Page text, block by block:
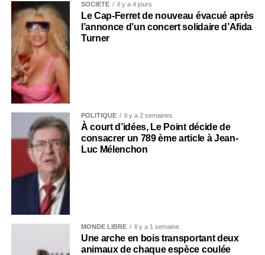
SOCIÉTÉ Il y a 4 jours
Le Cap-Ferret de nouveau évacué après
l’annonce d’un concert solidaire d’Afida
Turner
POLITIQUE Il y a 2 semaines
À court d’idées, Le Point décide de
consacrer un 789 ème article à Jean-
Luc Mélenchon
MONDE LIBRE Il y a 1 semaine
Une arche en bois transportant deux
animaux de chaque espèce coulée